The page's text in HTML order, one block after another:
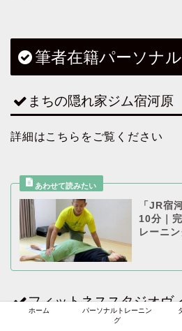
筆者在籍パーソナ
まちの隠れ家ジム宿河原
詳細はこちらをご覧ください
「JR宿
10分｜
レーニン
フィットネススタジオヴ
ホーム
パーソナルトレーニン
グ